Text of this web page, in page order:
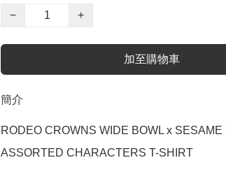
−
+
加至購物車
簡介
RODEO CROWNS WIDE BOWL x
ASSORTED CHARACTERS T-SHIRT